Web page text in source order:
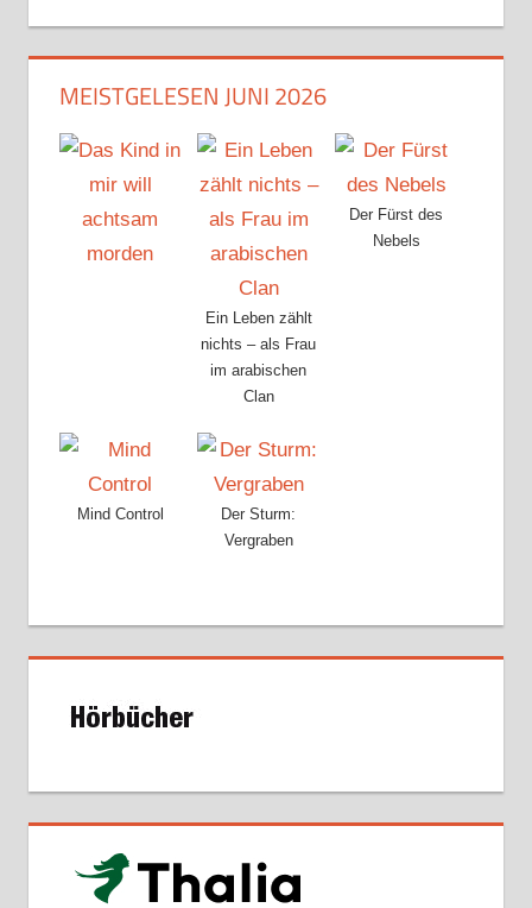
MEISTGELESEN JUNI 2026
Ein Leben zählt
nichts – als Frau
im arabischen
Clan
Der Fürst des
Nebels
Mind Control
Der Sturm:
Vergraben